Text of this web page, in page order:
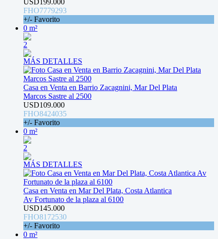
USD199.000
FHO7779293
+/- Favorito
0 m²
2
MÁS DETALLES
Casa en Venta en Barrio Zacagnini, Mar Del Plata
Marcos Sastre al 2500
USD109.000
FHO8424035
+/- Favorito
0 m²
2
MÁS DETALLES
Casa en Venta en Mar Del Plata, Costa Atlantica
Av Fortunato de la plaza al 6100
USD145.000
FHO8172530
+/- Favorito
0 m²